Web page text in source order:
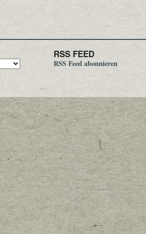
RSS FEED
RSS Feed abonnieren